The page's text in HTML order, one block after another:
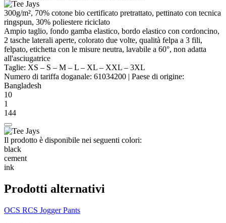
300g/m², 70% cotone bio certificato pretrattato, pettinato con tecnica
ringspun, 30% poliestere riciclato
Ampio taglio, fondo gamba elastico, bordo elastico con cordoncino,
2 tasche laterali aperte, colorato due volte, qualità felpa a 3 fili,
felpato, etichetta con le misure neutra, lavabile a 60°, non adatta
all'asciugatrice
Taglie: XS – S – M – L – XL – XXL – 3XL
Numero di tariffa doganale: 61034200 | Paese di origine:
Bangladesh
10
1
144
Il prodotto è disponibile nei seguenti colori:
black
cement
ink
Prodotti alternativi
OCS RCS Jogger Pants